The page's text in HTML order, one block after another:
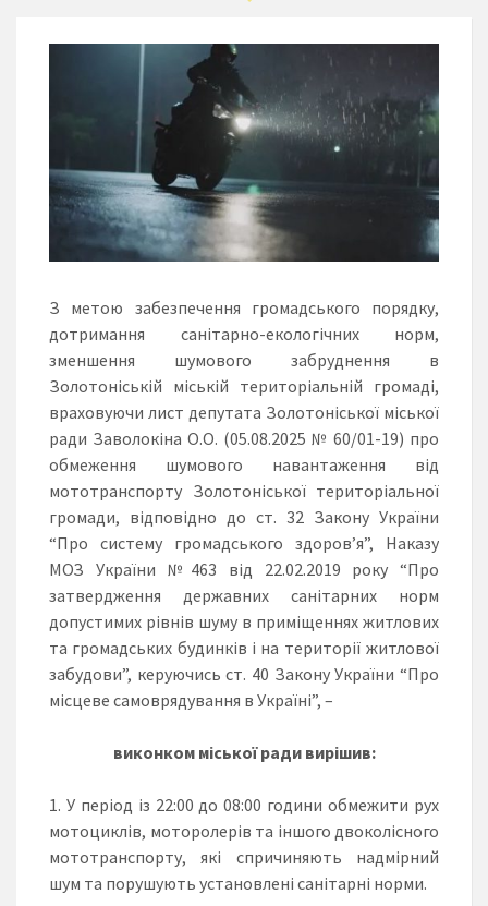
З метою забезпечення громадського порядку,
дотримання санітарно-екологічних норм,
зменшення шумового забруднення в
Золотоніській міській територіальній громаді,
враховуючи лист депутата Золотоніської міської
ради Заволокіна О.О. (05.08.2025 № 60/01-19) про
обмеження шумового навантаження від
мототранспорту Золотоніської територіальної
громади, відповідно до ст. 32 Закону України
“Про систему громадського здоров’я”, Наказу
МОЗ України №463 від 22.02.2019 року “Про
затвердження державних санітарних норм
допустимих рівнів шуму в приміщеннях житлових
та громадських будинків і на території житлової
забудови”, керуючись ст. 40 Закону України “Про
місцеве самоврядування в Україні”, –
виконком міської ради вирішив:
У період із 22:00 до 08:00 години обмежити рух
мотоциклів, моторолерів та іншого двоколісного
мототранспорту, які спричиняють надмірний
шум та порушують установлені санітарні норми.